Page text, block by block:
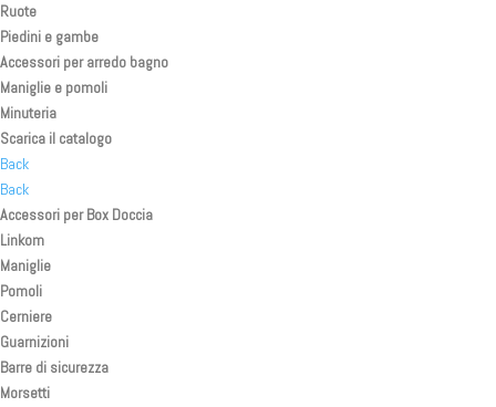
Ruote
Piedini e gambe
Accessori per arredo bagno
Maniglie e pomoli
Minuteria
Scarica il catalogo
Back
Back
Accessori per Box Doccia
Linkom
Maniglie
Pomoli
Cerniere
Guarnizioni
Barre di sicurezza
Morsetti